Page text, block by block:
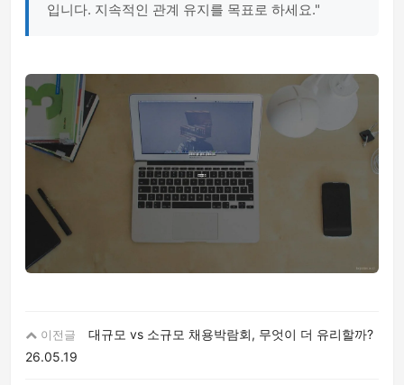
입니다. 지속적인 관계 유지를 목표로 하세요."
이전글
대규모 vs 소규모 채용박람회, 무엇이 더 유리할까?
26.05.19